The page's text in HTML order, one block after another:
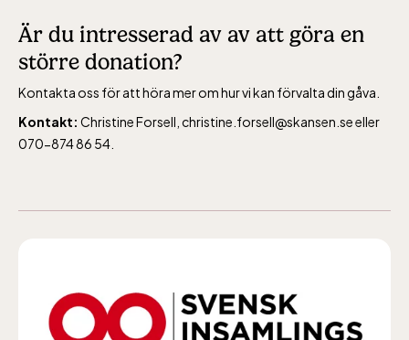
Är du intresserad av av att göra en
större donation?
Kontakta oss för att höra mer om hur vi kan förvalta din gåva.
Kontakt: Christine Forsell, christine.forsell@skansen.se eller
070-874 86 54.